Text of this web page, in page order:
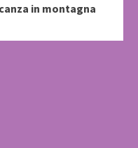
in montagna